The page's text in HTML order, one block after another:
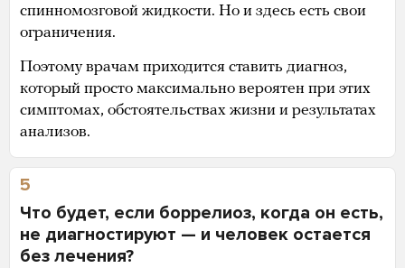
спинномозговой жидкости. Но и здесь есть свои
ограничения.
Поэтому врачам приходится ставить диагноз,
который просто максимально вероятен при этих
симптомах, обстоятельствах жизни и результатах
анализов.
5
Что будет, если боррелиоз, когда он есть,
не диагностируют — и человек остается
без лечения?